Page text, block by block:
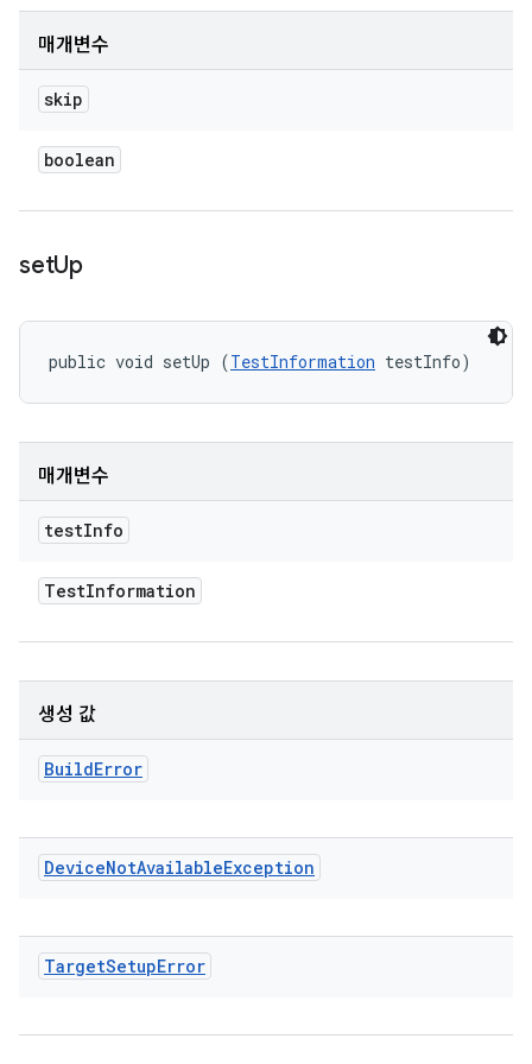
매개변수
skip
boolean
setUp
public void setUp (TestInformation testInfo)
매개변수
testInfo
TestInformation
생성 값
BuildError
DeviceNotAvailableException
TargetSetupError